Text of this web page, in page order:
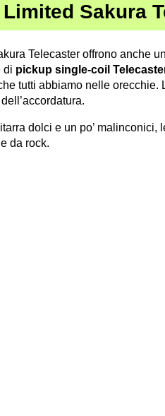
Sakura
Telecaster offrono anche
di pickup single-coil
tutti abbiamo nelle orecchie.
dolci e un po’ malinconici,
da rock.